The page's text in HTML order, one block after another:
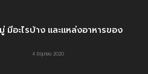
มีอะไรบ้าง และแหล่งอาหารของ
4 มิถุนายน 2020